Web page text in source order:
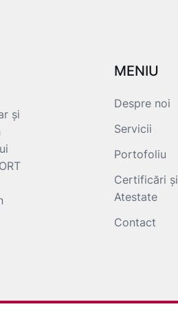
și
MENIU
Despre noi
Servicii
Portofoliu
Certificări și
Atestate
Contact